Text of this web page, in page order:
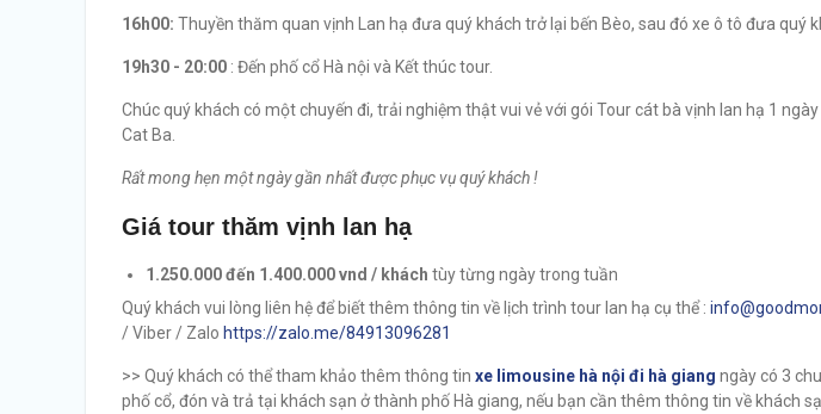
16h00: Thuyền thăm quan vịnh Lan hạ đưa quý khách trở lại bến Bèo, sau đó xe ô tô đưa quý
19h30 - 20:00 : Đến phố cổ Hà nội và Kết thúc tour.
Chúc quý khách có một chuyến đi, trải nghiệm thật vui vẻ với gói Tour cát bà vịnh lan hạ 1
Cat Ba.
Rất mong hẹn một ngày gần nhất được phục vụ quý khách !
Giá tour thăm vịnh lan hạ
1.250.000 đến 1.400.000 vnd / khách tùy từng ngày trong tuần
Quý khách vui lòng liên hệ để biết thêm thông tin về lịch trình tour lan hạ cụ thể :
/ Viber / Zalo https://zalo.me/84913096281
>> Quý khách có thể tham khảo thêm thông tin xe limousine hà nội đi hà giang ngày có 3
phố cổ, đón và trả tại khách sạn ở thành phố Hà giang, nếu bạn cần thêm thông tin về khách